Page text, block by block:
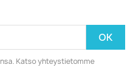
Katso yhteystietomme